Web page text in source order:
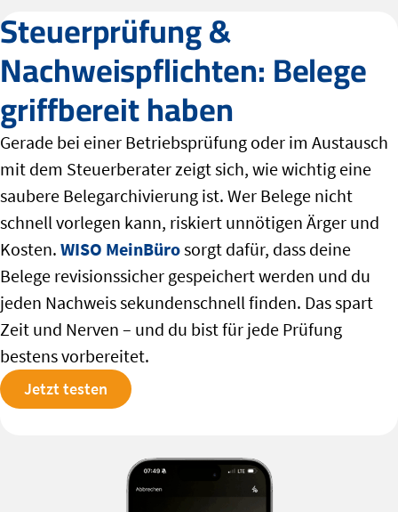
Steuerprüfung &
Nachweispflichten: Belege
griffbereit haben
Gerade bei einer Betriebsprüfung oder im Austausch
mit dem Steuerberater zeigt sich, wie wichtig eine
saubere Belegarchivierung ist. Wer Belege nicht
schnell vorlegen kann, riskiert unnötigen Ärger und
Kosten. WISO MeinBürosorgt dafür, dass deine
Belege revisionssicher gespeichert werden und du
jeden Nachweis sekundenschnell finden. Das spart
Zeit und Nerven – und du bist für jede Prüfung
bestens vorbereitet.
Jetzt testen